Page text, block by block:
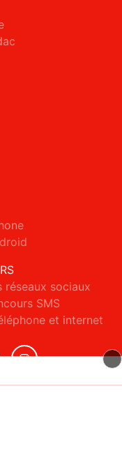
réseaux sociaux
SMS
et internet